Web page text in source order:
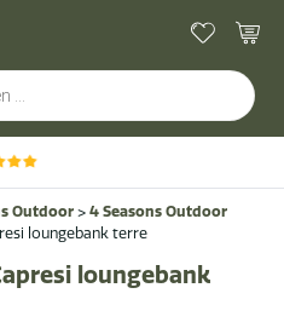
Outdoor > 4 Seasons Outdoor
loungebank terre
loungebank